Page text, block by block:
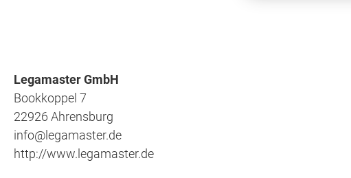
Legamaster GmbH
Bookkoppel 7
22926 Ahrensburg
info@legamaster.de
http://www.legamaster.de